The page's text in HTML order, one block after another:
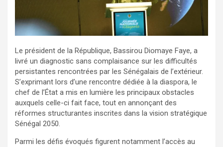
Le président de la République, Bassirou Diomaye Faye, a
livré un diagnostic sans complaisance sur les difficultés
persistantes rencontrées par les Sénégalais de l’extérieur.
S’exprimant lors d’une rencontre dédiée à la diaspora, le
chef de l’État a mis en lumière les principaux obstacles
auxquels celle-ci fait face, tout en annonçant des
réformes structurantes inscrites dans la vision stratégique
Sénégal 2050.
Parmi les défis évoqués figurent notamment l’accès au